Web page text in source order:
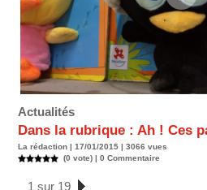
Actualités
Dans la rubrique : Ah ! Ces
La rédaction | 17/01/2015 | 3066 vues
(0 vote) | 0 Commentaire
1 sur 19